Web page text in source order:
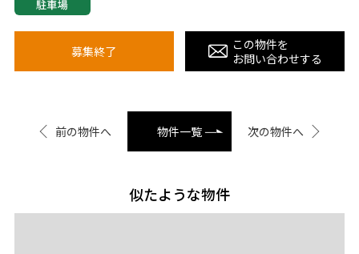
募集終了
この物件を
お問い合わせする
前の物件へ 物件一覧 次の物件へ
似たような物件